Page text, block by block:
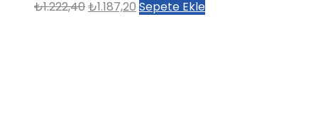
₺1.222,40Orijinal
₺1.187,20 Şu
Sepete Ekle